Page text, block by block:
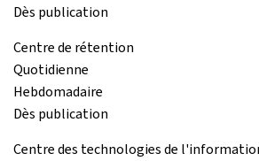
Dès publication
Centre de rétention
Quotidienne
Hebdomadaire
Dès publication
Centre des technologies de